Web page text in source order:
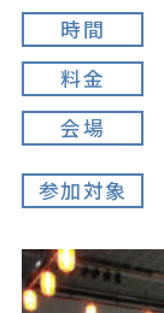
時間
料金
会場
参加対象